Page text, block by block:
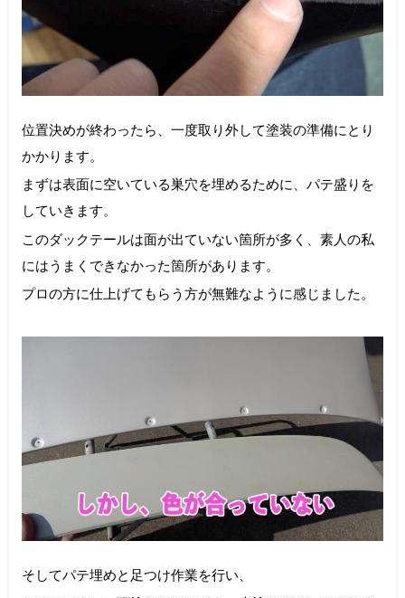
位置決めが終わったら、一度取り外して塗装の準備にとり
かかります。
まずは表面に空いている巣穴を埋めるために、パテ盛りを
していきます。
このダックテールは面が出ていない箇所が多く、素人の私
にはうまくできなかった箇所があります。
プロの方に仕上げてもらう方が無難なように感じました。
そしてパテ埋めと足つけ作業を行い、